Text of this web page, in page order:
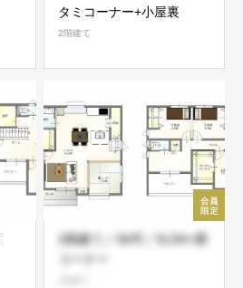
タミコーナー+小屋裏
2階建て
2階建て／36坪／3LDK+畳